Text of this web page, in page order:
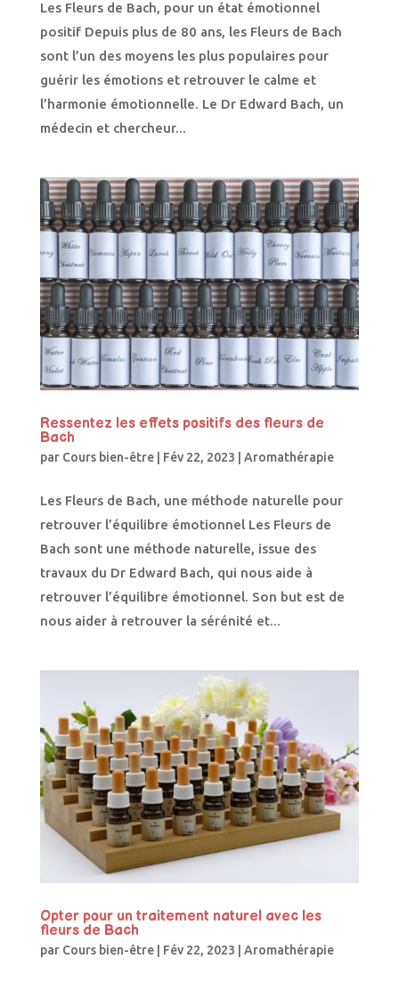
Les Fleurs de Bach, pour un état émotionnel
positif Depuis plus de 80 ans, les Fleurs de Bach
sont l’un des moyens les plus populaires pour
guérir les émotions et retrouver le calme et
l’harmonie émotionnelle. Le Dr Edward Bach, un
médecin et chercheur...
Ressentez les effets positifs des fleurs de
Bach
par Cours bien-être| Fév 22, 2023 Aromathérapie
Les Fleurs de Bach, une méthode naturelle pour
retrouver l’équilibre émotionnel Les Fleurs de
Bach sont une méthode naturelle, issue des
travaux du Dr Edward Bach, qui nous aide à
retrouver l’équilibre émotionnel. Son but est de
nous aider à retrouver la sérénité et...
Opter pour un traitement naturel avec les
fleurs de Bach
par Cours bien-être| Fév 22, 2023 Aromathérapie